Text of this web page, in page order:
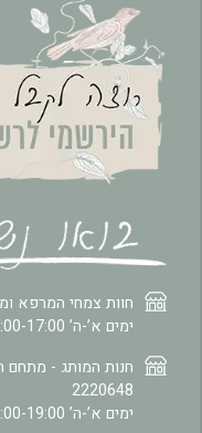
חוות צמחי המרפא
ימים א’-ה’ 09:00-17:00
חנות המותג - מתחם
2220648
ימים א’-ה’ 09:00-19:00 | יום ו’ 09:00-13:00